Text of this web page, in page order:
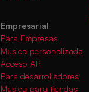
Empresarial
Para Empresas
Música personalizada
Acceso API
Para desarrolladores
Música para tiendas